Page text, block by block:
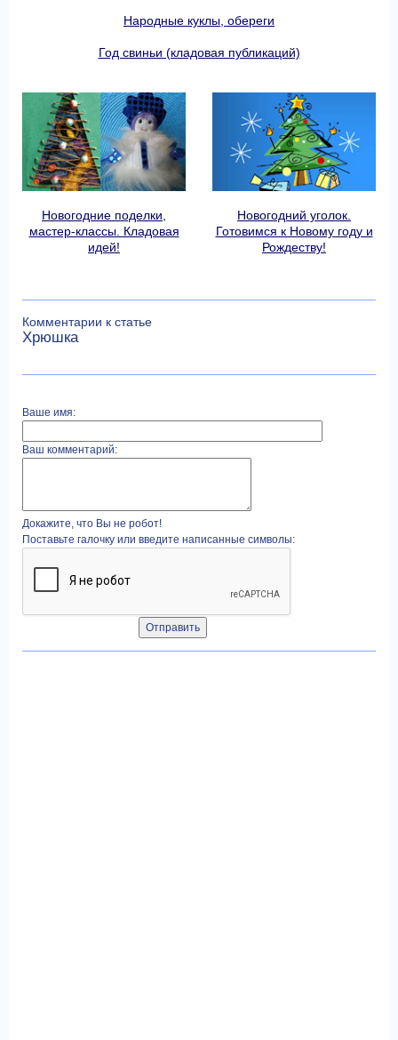
Народные куклы, обереги
Год свиньи (кладовая публикаций)
Новогодние поделки,
мастер-классы. Кладовая
идей!
Новогодний уголок.
Готовимся к Новому году и
Рождеству!
Комментарии к статье
Хрюшка
Ваше имя:
Ваш комментарий:
Докажите, что Вы не робот!
Поставьте галочку или введите написанные символы: